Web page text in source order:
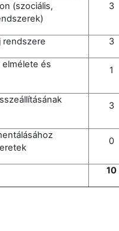
(szociális,
3
rendszere 3
és
1
3
0
10